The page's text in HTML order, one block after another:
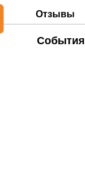
Отзывы
События